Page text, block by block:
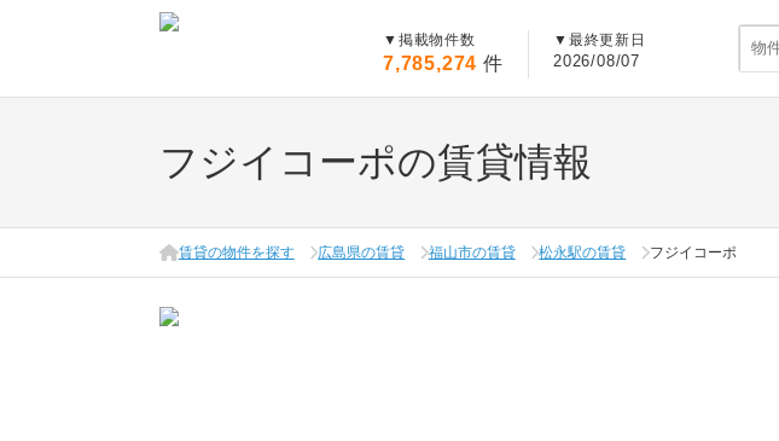
▼ 掲載物件数
7,785,274 件
▼ 最終更新日
2026/08/07
フジイコーポの賃貸情報
賃貸の物件を探す 広島県の賃貸 福山市の賃貸 松永駅の賃貸 フジイコーポ